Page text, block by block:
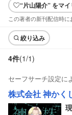
“片山陽介” をマ
この著者の新刊配信時に
絞り込み
4件(1/1)
セーフサーチ設定に
株式会社 神かく